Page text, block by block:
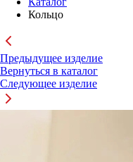
Кольцо
Предыдущее изделие
Вернуться в каталог
Следующее изделие